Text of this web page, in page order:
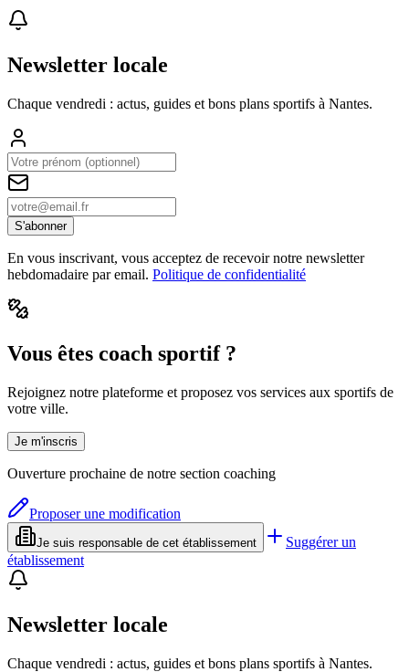
Newsletter locale
Chaque vendredi : actus, guides et bons plans sportifs à Nantes.
S'abonner
En vous inscrivant, vous acceptez de recevoir notre newsletter
hebdomadaire par email. Politique de confidentialité
Vous êtes coach sportif ?
Rejoignez notre plateforme et proposez vos services aux sportifs de
votre ville.
Je m'inscris
Ouverture prochaine de notre section coaching
Proposer une modification
Je suis responsable de cet établissement
Suggérer un
établissement
Newsletter locale
Chaque vendredi : actus, guides et bons plans sportifs à Nantes.